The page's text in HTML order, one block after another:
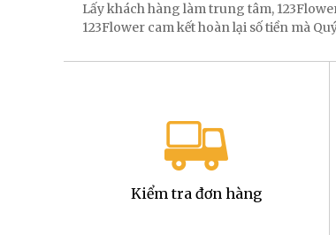
Lấy khách hàng làm trung tâm,
123Flower cam kết hoàn lại số tiền mà
Kiểm tra đơn hàng